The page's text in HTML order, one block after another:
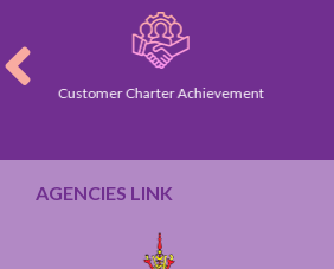
Customer Charter Achievement
AGENCIES LINK